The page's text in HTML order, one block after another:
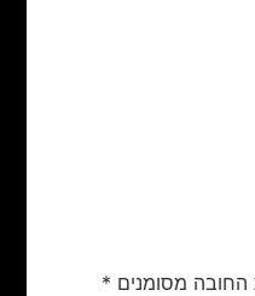
החובה מסומנים *